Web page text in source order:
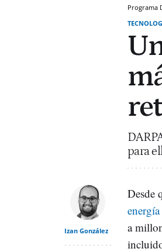
Programa
para
Izan González
Desde
a